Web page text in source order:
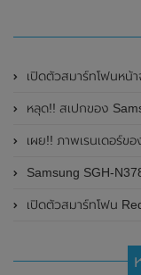
เปิดตัวสมาร์ทโฟนหน้าจอพับได้
หลุด!! สเปกของ Samsung Galaxy
เผย!! ภาพเรนเดอร์ของ Huawei Mate 40 และ
Samsung SGH-N378 โผล่ทดส
เปิดตัวสมาร์ทโฟน